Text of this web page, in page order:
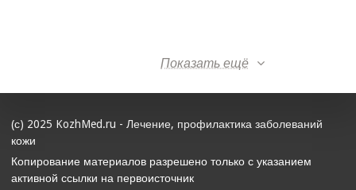
Показать ещё
(с) 2025 KozhMed.ru - Лечение, профилактика заболеваний
кожи
Копирование материалов разрешено только с указанием
активной ссылки на первоисточник